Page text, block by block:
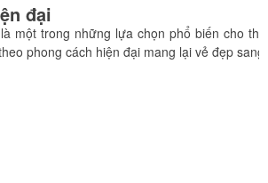
đại
một trong những lựa chọn phổ biến cho
phong cách hiện đại mang lại vẻ đẹp